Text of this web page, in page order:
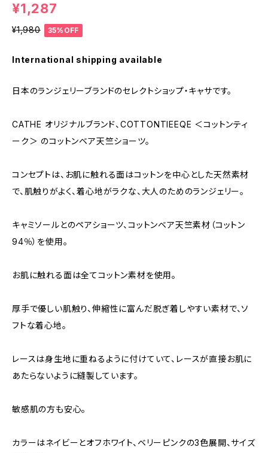
¥1,287
¥1,980 35%OFF
International shipping available
日本のランジェリーブランドのセレクトショップ・キャサです。
CATHE オリジナルブランド、COTTONTIEEQE ＜コットンティ
ーク＞ のコットンベア天竺ショーツ。
コンセプトは、お肌に触れる面はコットンを中心とした天然素材
で、肌触りがよく、着心地がラクな、大人のためのランジェリー。
キャミソールとのペアショーツ、コットンベア天竺素材（コットン
94％）を使用。
お肌に触れる面は全てコットン素材を使用。
厚手で優しい肌触り、伸縮性に富んだ脱ぎ着しやすい素材で、ソ
フトな着心地。
レースは身生地に重ねるように付けていて、レースが直接お肌に
あたらないように縫製しています。
敏感肌の方も安心。
カラーはネイビーとオフホワイト、ベリーピンクの3色展開、サイズ